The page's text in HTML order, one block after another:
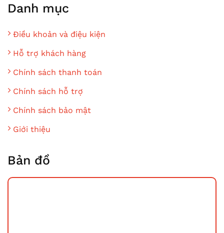
Danh mục
Điều khoản và điệu kiện
Hỗ trợ khách hàng
Chính sách thanh toán
Chính sách hỗ trợ
Chính sách bảo mật
Giới thiệu
Bản đồ